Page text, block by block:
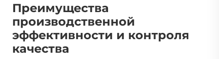
Преимущества
производственной
эффективности и контроля
качества